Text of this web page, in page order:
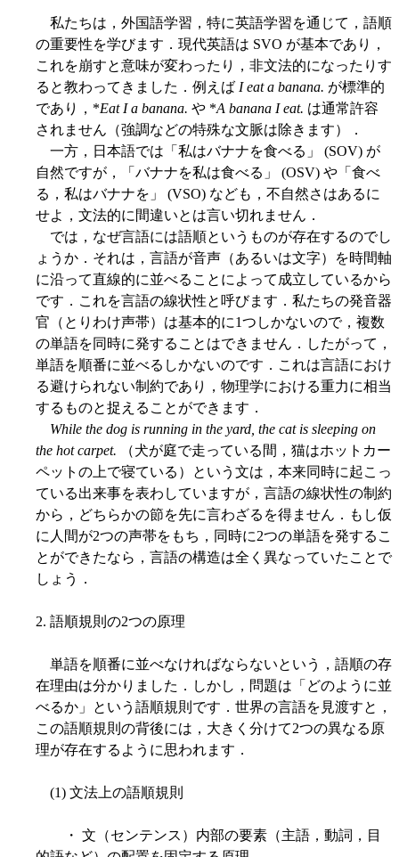
私たちは，外国語学習，特に英語学習を通じて，語順
の重要性を学びます．現代英語は SVO が基本であり，
これを崩すと意味が変わったり，非文法的になったりす
ると教わってきました．例えば I eat a banana. が標準的
であり，*Eat I a banana. や *A banana I eat. は通常許容
されません（強調などの特殊な文脈は除きます）．
一方，日本語では「私はバナナを食べる」 (SOV) が
自然ですが，「バナナを私は食べる」 (OSV) や「食べ
る，私はバナナを」 (VSO) なども，不自然さはあるに
せよ，文法的に間違いとは言い切れません．
では，なぜ言語には語順というものが存在するのでし
ょうか．それは，言語が音声（あるいは文字）を時間軸
に沿って直線的に並べることによって成立しているから
です．これを言語の線状性と呼びます．私たちの発音器
官（とりわけ声帯）は基本的に1つしかないので，複数
の単語を同時に発することはできません．したがって，
単語を順番に並べるしかないのです．これは言語におけ
る避けられない制約であり，物理学における重力に相当
するものと捉えることができます．
While the dog is running in the yard, the cat is sleeping on
the hot carpet. （犬が庭で走っている間，猫はホットカー
ペットの上で寝ている）という文は，本来同時に起こっ
ている出来事を表わしていますが，言語の線状性の制約
から，どちらかの節を先に言わざるを得ません．もし仮
に人間が2つの声帯をもち，同時に2つの単語を発するこ
とができたなら，言語の構造は全く異なっていたことで
しょう．
2. 語順規則の2つの原理
単語を順番に並べなければならないという，語順の存
在理由は分かりました．しかし，問題は「どのように並
べるか」という語順規則です．世界の言語を見渡すと，
この語順規則の背後には，大きく分けて2つの異なる原
理が存在するように思われます．
(1) 文法上の語順規則
・ 文（センテンス）内部の要素（主語，動詞，目